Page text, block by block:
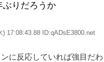
ぶりだろうか
) 17:08:43.88 ID:qADsE3800.net
に反応していれば強目だわ